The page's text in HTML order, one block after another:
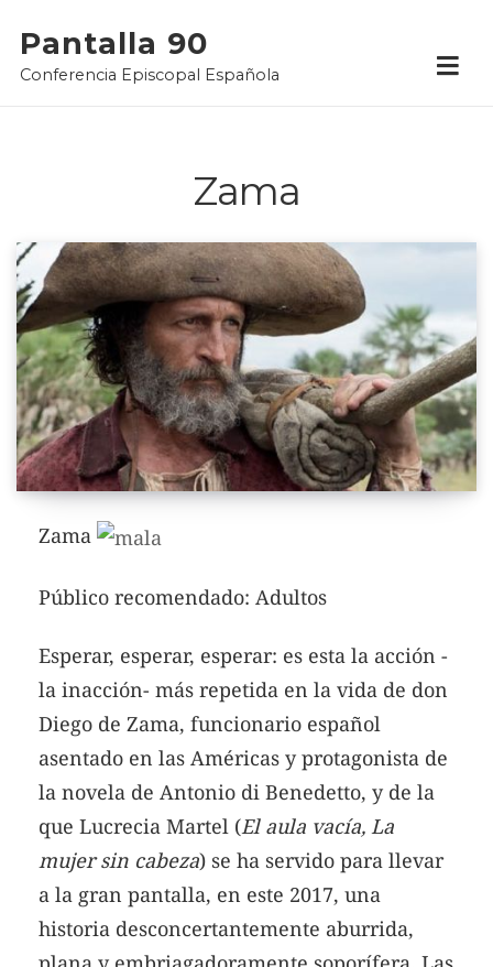
content
Pantalla 90
Conferencia Episcopal Española
Zama
Zama
Público recomendado: Adultos
Esperar, esperar, esperar: es esta la acción -
la inacción- más repetida en la vida de don
Diego de Zama, funcionario español
asentado en las Américas y protagonista de
la novela de Antonio di Benedetto, y de la
que Lucrecia Martel (El aula vacía, La
mujer sin cabeza) se ha servido para llevar
a la gran pantalla, en este 2017, una
historia desconcertantemente aburrida,